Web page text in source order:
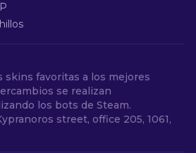
skins favoritas a los mejores
se realizan
los bots de Steam.
street, office 205, 1061,